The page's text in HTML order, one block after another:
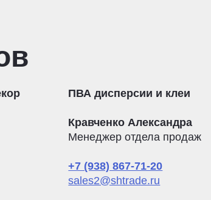
ПВА дисперсии и клеи
Кравченко Александра
Менеджер отдела продаж
+7 (938) 867-71-20
sales2@shtrade.ru